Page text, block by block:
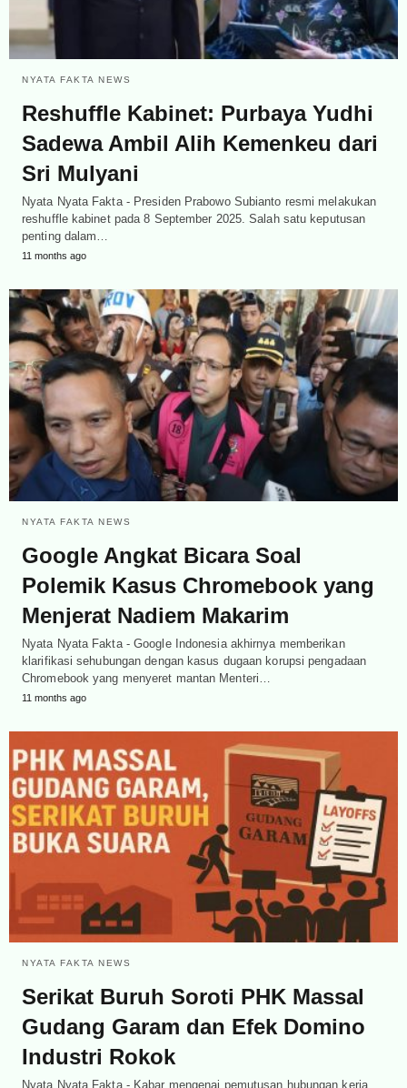
NYATA FAKTA NEWS
Reshuffle Kabinet: Purbaya Yudhi
Sadewa Ambil Alih Kemenkeu dari
Sri Mulyani
Nyata Nyata Fakta - Presiden Prabowo Subianto resmi melakukan
reshuffle kabinet pada 8 September 2025. Salah satu keputusan
penting dalam…
11 months ago
NYATA FAKTA NEWS
Google Angkat Bicara Soal
Polemik Kasus Chromebook yang
Menjerat Nadiem Makarim
Nyata Nyata Fakta - Google Indonesia akhirnya memberikan
klarifikasi sehubungan dengan kasus dugaan korupsi pengadaan
Chromebook yang menyeret mantan Menteri…
11 months ago
NYATA FAKTA NEWS
Serikat Buruh Soroti PHK Massal
Gudang Garam dan Efek Domino
Industri Rokok
Nyata Nyata Fakta - Kabar mengenai pemutusan hubungan kerja